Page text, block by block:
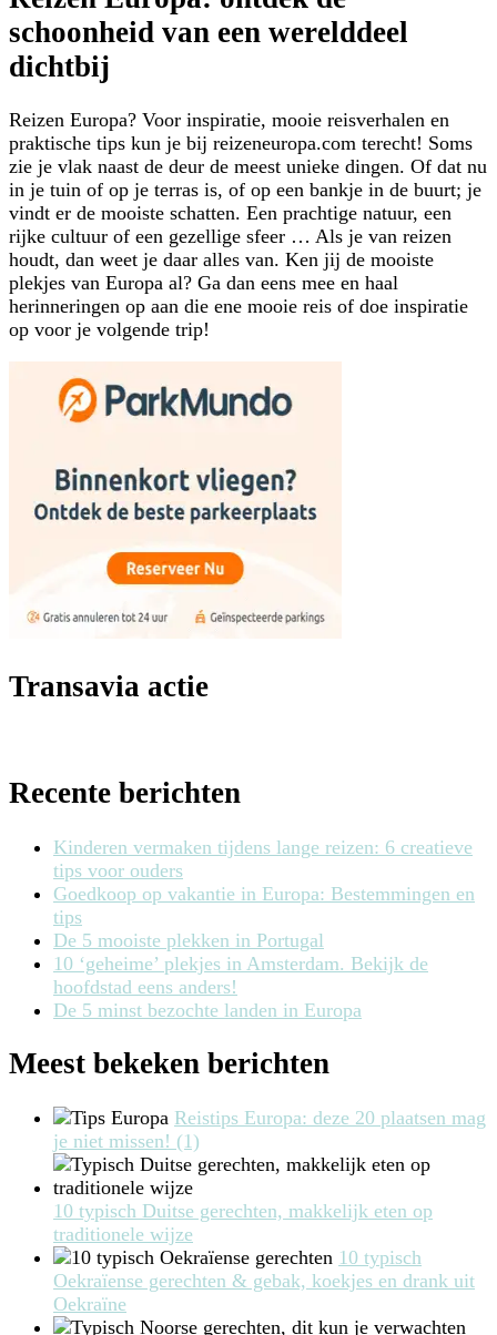
schoonheid van een werelddeel
dichtbij
Reizen Europa? Voor inspiratie, mooie reisverhalen en
praktische tips kun je bij reizeneuropa.com terecht! Soms
zie je vlak naast de deur de meest unieke dingen. Of dat nu
in je tuin of op je terras is, of op een bankje in de buurt; je
vindt er de mooiste schatten. Een prachtige natuur, een
rijke cultuur of een gezellige sfeer … Als je van reizen
houdt, dan weet je daar alles van. Ken jij de mooiste
plekjes van Europa al? Ga dan eens mee en haal
herinneringen op aan die ene mooie reis of doe inspiratie
op voor je volgende trip!
Transavia actie
Recente berichten
Kinderen vermaken tijdens lange reizen: 6 creatieve
tips voor ouders
Goedkoop op vakantie in Europa: Bestemmingen en
tips
De 5 mooiste plekken in Portugal
10 ‘geheime’ plekjes in Amsterdam. Bekijk de
hoofdstad eens anders!
De 5 minst bezochte landen in Europa
Meest bekeken berichten
Reistips Europa: deze 20 plaatsen mag
je niet missen! (1)
10 typisch Duitse gerechten, makkelijk eten op
traditionele wijze
10 typisch
Oekraïense gerechten & gebak, koekjes en drank uit
Oekraïne